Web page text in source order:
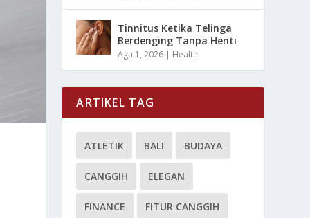
Tinnitus Ketika Telinga
Berdenging Tanpa Henti
Agu 1, 2026 | Health
ARTIKEL TAG
ATLETIK BALI BUDAYA
CANGGIH ELEGAN
FINANCE FITUR CANGGIH